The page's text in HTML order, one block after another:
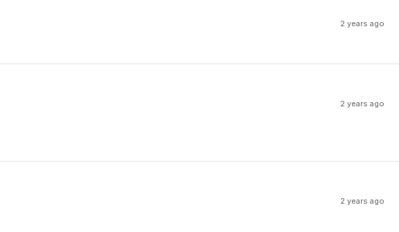
2 years ago
2 years ago
2 years ago